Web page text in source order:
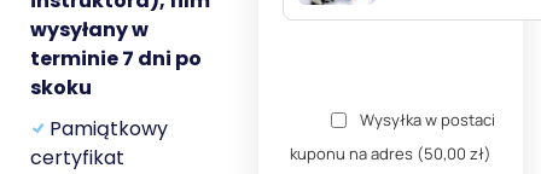
wysyłany w
terminie 7 dni po
skoku
Pamiątkowy
certyfikat
Wysyłka w postaci
kuponu na adres (50,00 zł)